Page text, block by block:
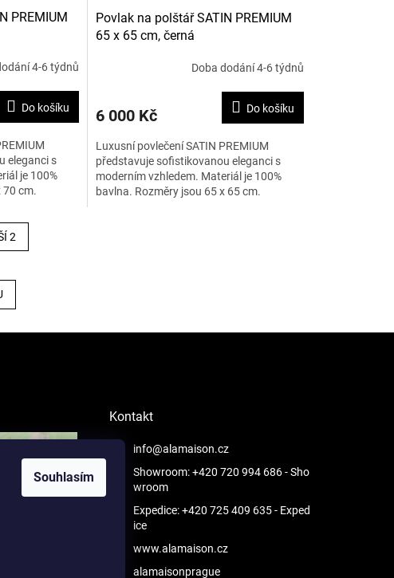
Souhlasím
PREMIUM
4-6 týdnů
Do košíku
eleganci s
je 100%
70 cm.
Povlak na polštář SATIN PREMIUM
65 x 65 cm, černá
Doba dodání 4-6 týdnů
6 000 Kč Do košíku
Luxusní povlečení SATIN PREMIUM
představuje sofistikovanou eleganci s
moderním vzhledem. Materiál je 100%
bavlna. Rozměry jsou 65 x 65 cm.
2
Kontakt
info@alamaison.cz
Showroom: +420 720 994 686- Sho
wroom
Expedice: +420 725 409 635- Exped
ice
www.alamaison.cz
alamaisonprague